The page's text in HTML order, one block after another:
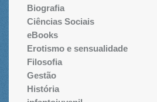
Biografia
Ciências Sociais
eBooks
Erotismo e sensualidade
Filosofia
Gestão
História